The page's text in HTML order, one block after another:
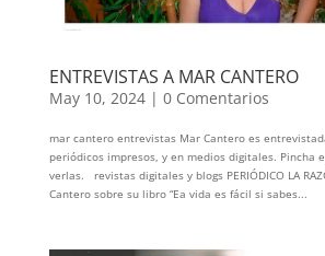
ENTREVISTAS A MAR CANTERO
May 10, 2024| 0 Comentarios
mar cantero entrevistas Mar Cantero es
periódicos impresos, y en medios digitales. Pincha
verlas. revistas digitales y blogs PERIÓDICO LA
Cantero sobre su libro “Ea vida es fácil si sabes...